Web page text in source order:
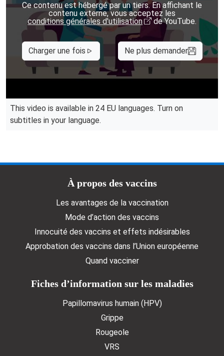
Ce contenu est hébergé par un tiers. En affichant le
contenu externe, vous acceptez les
conditions générales d'utilisation
de YouTube.
Charger une fois Ne plus demander
This video is available in 24 EU languages. Turn on
subtitles in your language.
Doormat menuÀ propos des vaccins
Les avantages de la vaccination
Mode d’action des vaccins
Innocuité des vaccins et effets indésirables
Approbation des vaccins dans l’Union européenne
Quand vacciner
Fiches d’information sur les maladies
Papillomavirus humain (HPV)
Grippe
Rougeole
VRS